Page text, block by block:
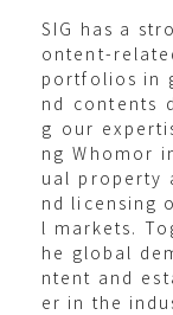
SIG has a
ontent-
portfolios in
nd contents
g our
ng Whomor
ual property
nd licensing
l markets.
he global
ntent and
er in the